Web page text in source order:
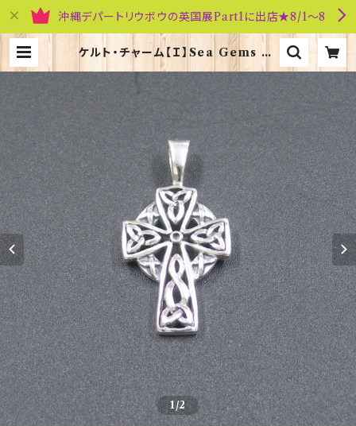
沖縄デパートリウボウの英国展Part1に出店★8/1～8
ケルト・チャーム【Ｉ】Sea Gems 30
054 | 英国雑貨専門店ブリティッシ
ュ・ライフ
1/2